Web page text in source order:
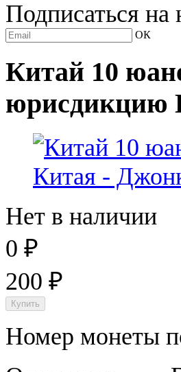
Подписаться на
ОК
Китай 10
юрисдикцию
Нет в наличии
0 ₽
200 ₽
Номер монеты